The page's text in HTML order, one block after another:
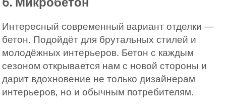
Интересный современный вариант отделки —
бетон. Подойдёт для брутальных стилей и
молодёжных интерьеров. Бетон с каждым
сезоном открывается нам с новой стороны и
дарит вдохновение не только дизайнерам
интерьеров, но и обычным потребителям.